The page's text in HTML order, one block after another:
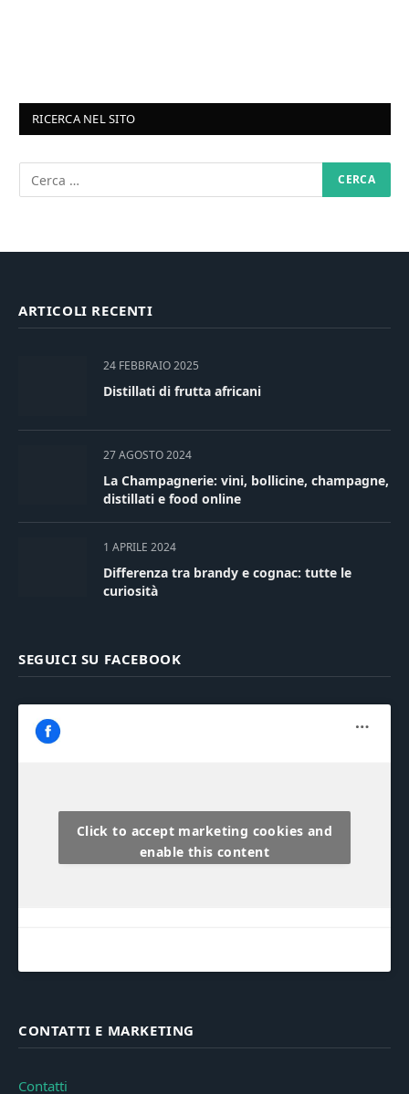
RICERCA NEL SITO
ARTICOLI RECENTI
24 FEBBRAIO 2025
Distillati di frutta africani
27 AGOSTO 2024
La Champagnerie: vini, bollicine, champagne,
distillati e food online
1 APRILE 2024
Differenza tra brandy e cognac: tutte le
curiosità
SEGUICI SU FACEBOOK
Click to accept marketing cookies and
enable this content
CONTATTI E MARKETING
Contatti